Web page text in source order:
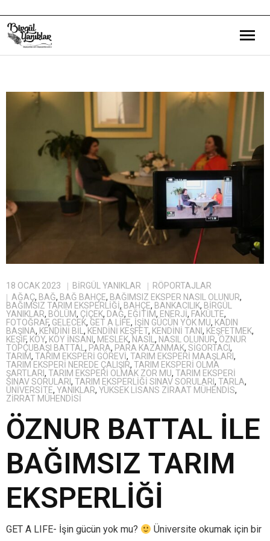
Eğitim Yazılarım
Gezi ve Kültür Yazılarım
Röportajlarım
Destek Olduğum Projeler
18 OCAK 2023 BIRGÜL YANIKLAR
RÖPORTAJLAR
AĞAÇ, BAĞ, BAĞ BAHÇE, BAĞIMSIZ EKSPER NASIL OLUNUR,
BAĞIMSIZ TARIM EKSPERLIĞI, BAHÇE, BANKACILIK, BIRGÜL
YANIKLAR, BÖLÜM, ÇIÇEK, DAĞ, EĞITIM, ENERJI, FAKÜLTE,
FOTOĞRAF, GELECEK, GET A LIFE, IŞIN GÜCÜN YOK MU, KADIN
BAŞINA, KENDINI BIL, KENDINI KEŞFET, KENDINI TANI , KEŞFETMEK,
KEŞIF, KÖY, KÖY INSANI , MESLEK, NASIL, NASIL OLUNUR, ÖZNUR
TOPÇUBAŞI BATTAL, PARA, PARA KAZANMAK, SIGORTACI ,
TARIM, TARIM EKSPERI GÖREVI, TARIM EKSPERI MAAŞLARI ,
TARIM EKSPERI NEREDE ÇALIŞIR, TARIM EKSPERI OLMA
ŞARTLARI , TARIM EKSPERI OLMAK ZOR MU, TARIM EKSPERI
SINAV SORULARI , TARIM EKSPERLIĞI SINAV SORULARI , TARLA,
ÜNIVERSITE, YANIKLAR, YÜKSEK LISANS ZIRAAT MÜHENDIS,
ZIRRAT MÜHENDISI
ÖZNUR BATTAL İLE
BAĞIMSIZ TARIM
EKSPERLİĞİ
GET A LIFE- İşin gücün yok mu?
Üniversite okumak için bir